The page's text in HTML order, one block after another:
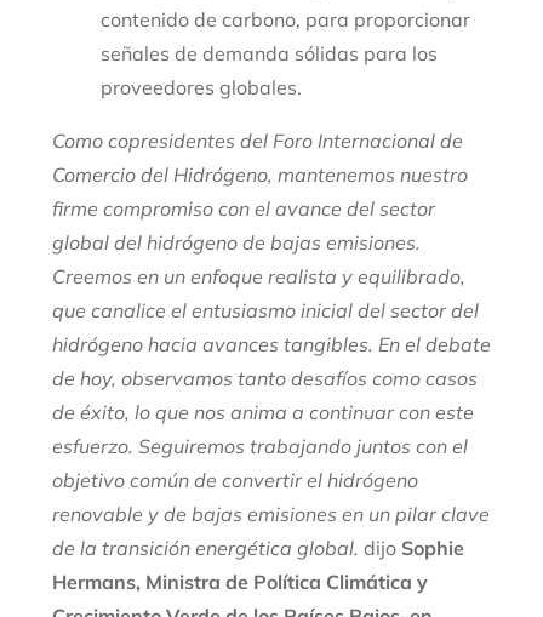
contenido de carbono, para proporcionar
señales de demanda sólidas para los
proveedores globales.
Como copresidentes del Foro Internacional de
Comercio del Hidrógeno, mantenemos nuestro
firme compromiso con el avance del sector
global del hidrógeno de bajas emisiones.
Creemos en un enfoque realista y equilibrado,
que canalice el entusiasmo inicial del sector del
hidrógeno hacia avances tangibles. En el debate
de hoy, observamos tanto desafíos como casos
de éxito, lo que nos anima a continuar con este
esfuerzo. Seguiremos trabajando juntos con el
objetivo común de convertir el hidrógeno
renovable y de bajas emisiones en un pilar clave
de la transición energética global. dijo Sophie
Hermans, Ministra de Política Climática y